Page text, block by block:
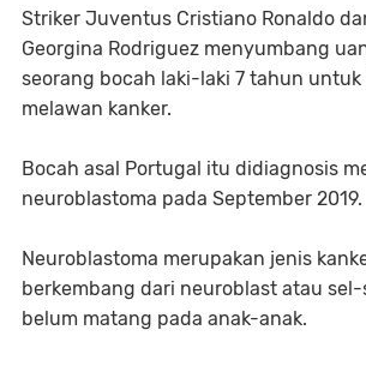
Striker Juventus Cristiano Ronaldo
Georgina Rodriguez menyumbang
seorang bocah laki-laki 7 tahun
melawan kanker.
Bocah asal Portugal itu didiagnosis
neuroblastoma pada September 2019.
Neuroblastoma merupakan jenis
berkembang dari neuroblast atau
belum matang pada anak-anak.